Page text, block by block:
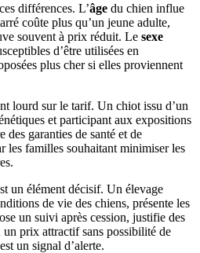
différences. L’âge du chien influe
coûte plus qu’un jeune adulte,
souvent à prix réduit. Le sexe
d’être utilisées en
plus cher si elles proviennent
lourd sur le tarif. Un chiot issu d’un
et participant aux expositions
garanties de santé et de
les familles souhaitant minimiser les
un élément décisif. Un élevage
de vie des chiens, présente les
un suivi après cession, justifie des
prix attractif sans possibilité de
un signal d’alerte.